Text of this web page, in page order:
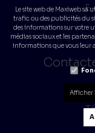
Le site web de Maxiweb sa
trafic ou des publicités du
des informations sur votre
médias sociaux et les
informations que vous leur
Afficher